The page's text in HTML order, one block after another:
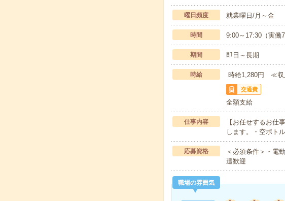
曜日頻度 就業曜日/月～金
時間 9:00～17:30（実働
期間 即日～長期
時給 時給1,280円 ≪収
交通費
全額支給
仕事内容
【お任せするお仕
します。・空ボト
応募資格
＜必須条件＞・電
遣歓迎
職場の雰囲気